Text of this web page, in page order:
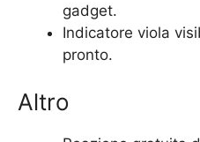
gadget.
Indicatore viola
pronto.
Altro